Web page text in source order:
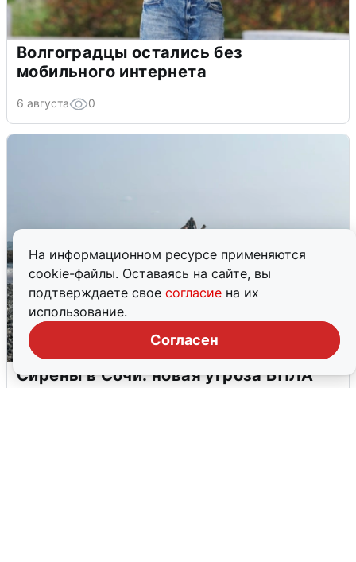
На информационном ресурсе применяются
cookie-файлы. Оставаясь на сайте, вы
подтверждаете свое согласие на их
использование.
Согласен
Волгоградцы остались без
мобильного интернета
6 августа 0
Сирены в Сочи: новая угроза БПЛА